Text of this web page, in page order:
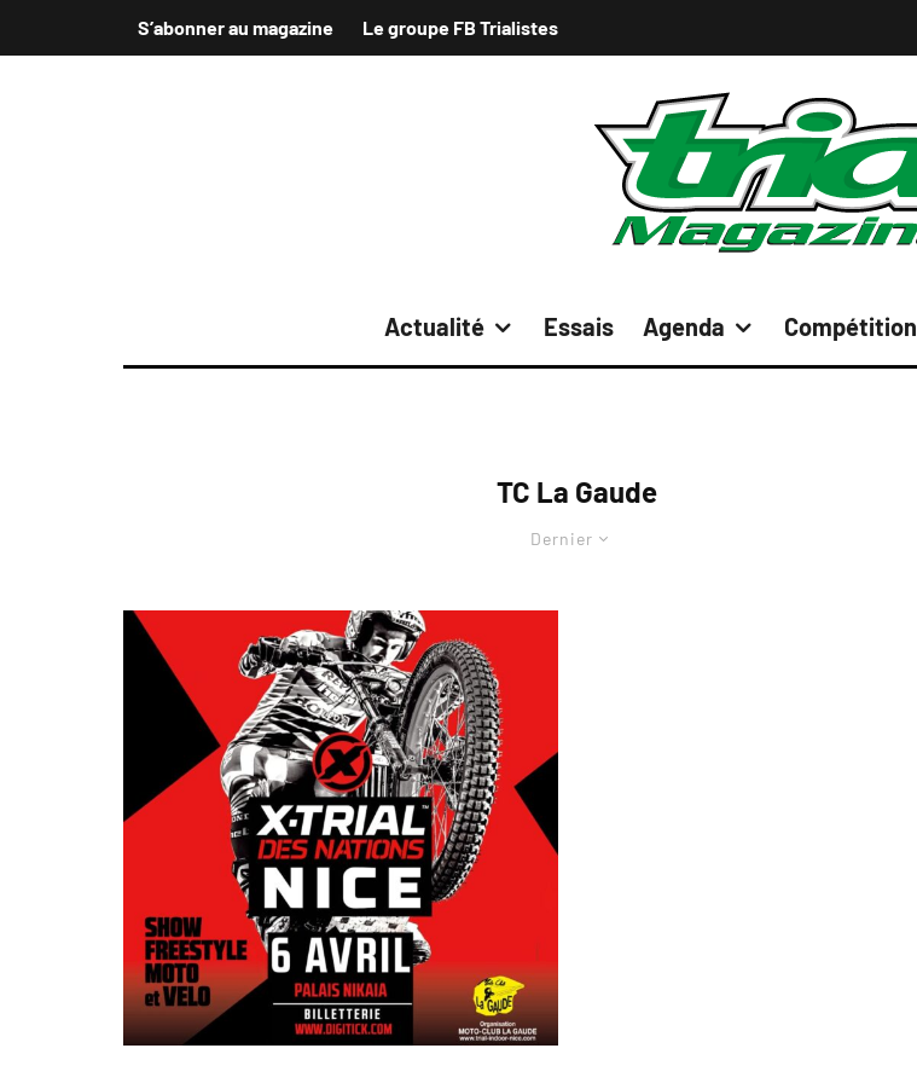
S’abonner au magazine Le groupe FB Trialistes
Actualité Essais Agenda Compétition
TC La Gaude
Dernier